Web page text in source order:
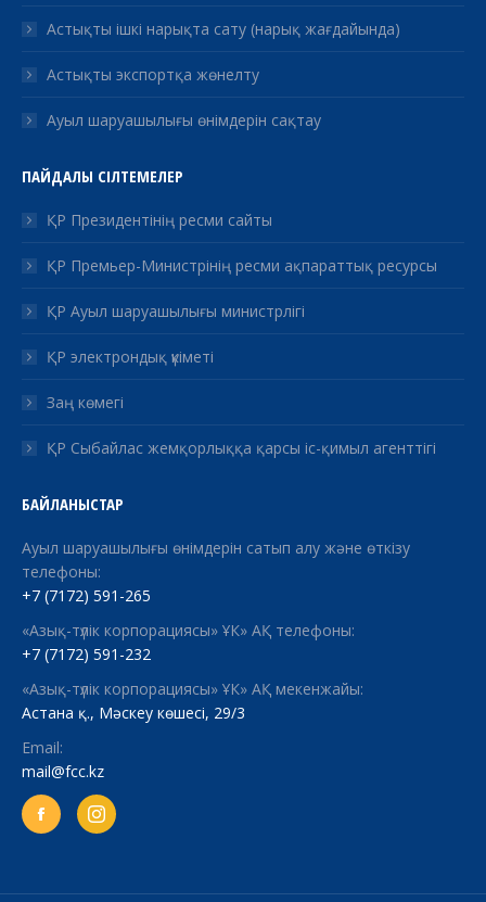
Астықты ішкі нарықта сату (нарық жағдайында)
Астықты экспортқа жөнелту
Ауыл шаруашылығы өнімдерін сақтау
ПАЙДАЛЫ СІЛТЕМЕЛЕР
ҚР Президентінің ресми сайты
ҚР Премьер-Министрінің ресми ақпараттық ресурсы
ҚР Ауыл шаруашылығы министрлігі
ҚР электрондық үкіметі
Заң көмегі
ҚР Сыбайлас жемқорлыққа қарсы іс-қимыл агенттігі
БАЙЛАНЫСТАР
Ауыл шаруашылығы өнімдерін сатып алу және өткізу
телефоны:
+7 (7172) 591-265
«Азық-түлік корпорациясы» ҰК» АҚ телефоны:
+7 (7172) 591-232
«Азық-түлік корпорациясы» ҰК» АҚ мекенжайы:
Астана қ., Мәскеу көшесі, 29/3
Email:
mail@fcc.kz
Facebook